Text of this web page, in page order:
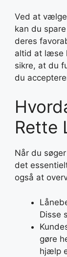
Ved at
kan du
deres
altid at læse
sikre, at du
du
Rette
Når du
det
også at
Disse
gøre
hjælp